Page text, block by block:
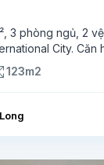
3 phòng ngủ, 2
City. Căn
gỗ, bếp hiện
sáng. Thông tin căn hộ: Diện tích:
123m2